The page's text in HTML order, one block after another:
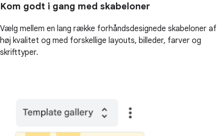
Kom godt i gang med skabeloner
Vælg mellem en lang række forhåndsdesignede skabeloner af
høj kvalitet og med forskellige layouts, billeder, farver og
skrifttyper.